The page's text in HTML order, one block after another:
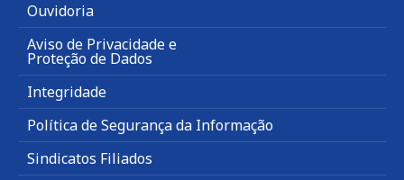
Ouvidoria
Aviso de Privacidade e
Proteção de Dados
Integridade
Política de Segurança da Informação
Sindicatos Filiados